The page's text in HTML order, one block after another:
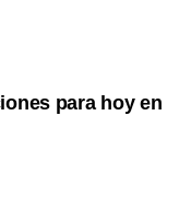
para hoy en